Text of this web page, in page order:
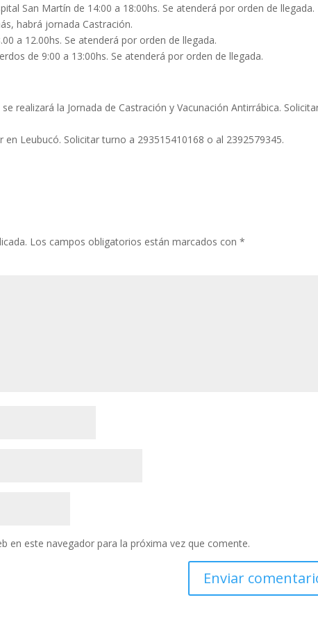
San Martín de 14:00 a 18:00hs. Se atenderá por orden de llegada.
habrá jornada Castración.
a 12.00hs. Se atenderá por orden de llegada.
de 9:00 a 13:00hs. Se atenderá por orden de llegada.
realizará la Jornada de Castración y Vacunación Antirrábica.
Leubucó. Solicitar turno a 293515410168 o al 2392579345.
Los campos obligatorios están marcados con*
en este navegador para la próxima vez que comente.